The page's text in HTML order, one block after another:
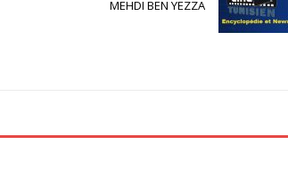
MEHDI BEN YEZZA